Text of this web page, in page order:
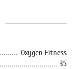
Oxygen Fitness
35